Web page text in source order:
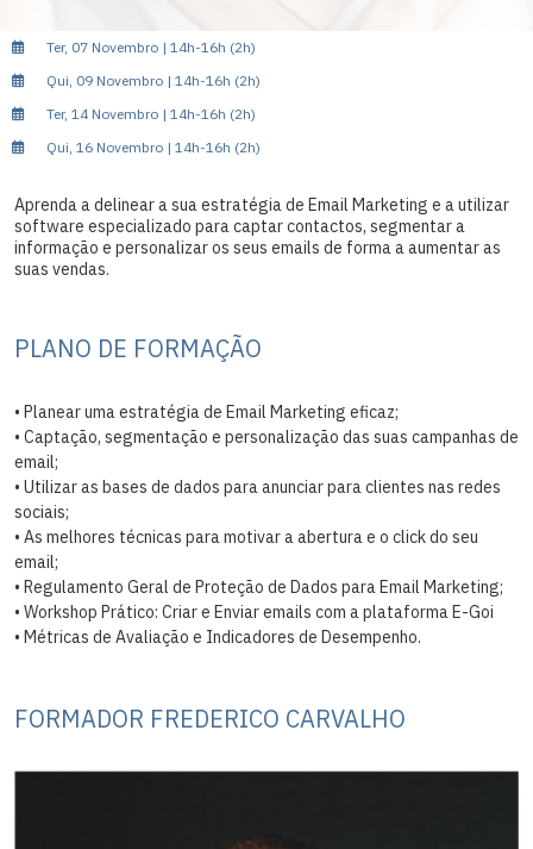
Aprenda a delinear a sua estratégia de Email Marketing e a utilizar
software especializado para captar contactos, segmentar a
informação e personalizar os seus emails de forma a aumentar as
suas vendas.
PLANO DE FORMAÇÃO
• Planear uma estratégia de Email Marketing eficaz;
• Captação, segmentação e personalização das suas campanhas de
email;
• Utilizar as bases de dados para anunciar para clientes nas redes
sociais;
• As melhores técnicas para motivar a abertura e o click do seu
email;
• Regulamento Geral de Proteção de Dados para Email Marketing;
• Workshop Prático: Criar e Enviar emails com a plataforma E-Goi
• Métricas de Avaliação e Indicadores de Desempenho.
FORMADOR FREDERICO CARVALHO
Ter, 07 Novembro | 14h-16h (2h)
Qui, 09 Novembro | 14h-16h (2h)
Ter, 14 Novembro | 14h-16h (2h)
Qui, 16 Novembro | 14h-16h (2h)